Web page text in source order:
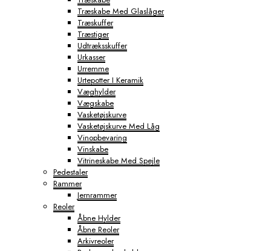
Træskabe Med Glaslåger
Træskuffer
Træstiger
Udtræksskuffer
Urkasser
Urremme
Urtepotter I Keramik
Væghylder
Vægskabe
Vasketøjskurve
Vasketøjskurve Med Låg
Vinopbevaring
Vinskabe
Vitrineskabe Med Spejle
Pedestaler
Rammer
Jernrammer
Reoler
Åbne Hylder
Åbne Reoler
Arkivreoler